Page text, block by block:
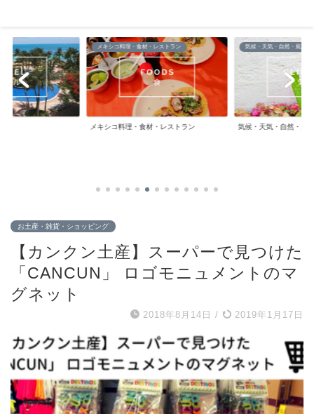
メキシコ料理・食材・レストラン
メキシコ料理・食材・レストラン
気候・天気・自然・風景
気候・天気・自然・風
お土産・雑貨・ショッピング
【カンクン土産】スーパーで見つけた
「CANCUN」 ロゴモニュメントのマ
グネット
2018年8月14日 / 2019年1月17日